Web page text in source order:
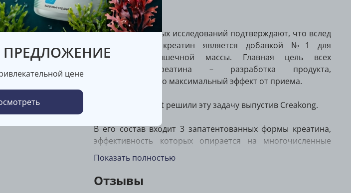
Описание
Около 300 научных исследований подтверждают, что вслед
за протеином креатин является добавкой №1 для
увеличения мышечной массы. Главная цель всех
создателей креатина – разработка продукта,
обеспечивающего максимальный эффект от приема.
Технологи Mutant решили эту задачу выпустив Creakong.
В его состав входит 3 запатентованных формы креатина,
эффективность которых опирается на многочисленные
клинические исследования.
Creapure® креатин моногидрат стимулирует увеличение
силы и мышечной массы. Креатин, разработанный в
Показать полностью
Отзывы
цене